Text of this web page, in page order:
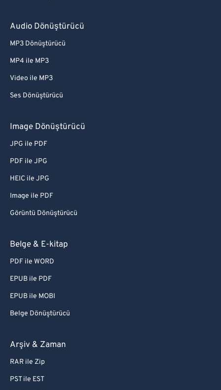
Audio Dönüştürücü
MP3 Dönüştürücü
MP4 ile MP3
Video ile MP3
Ses Dönüştürücü
Image Dönüştürücü
JPG ile PDF
PDF ile JPG
HEIC ile JPG
Image ile PDF
Görüntü Dönüştürücü
Belge & E-kitap
PDF ile WORD
EPUB ile PDF
EPUB ile MOBI
Belge Dönüştürücü
Arşiv & Zaman
RAR ile Zip
PST ile EST